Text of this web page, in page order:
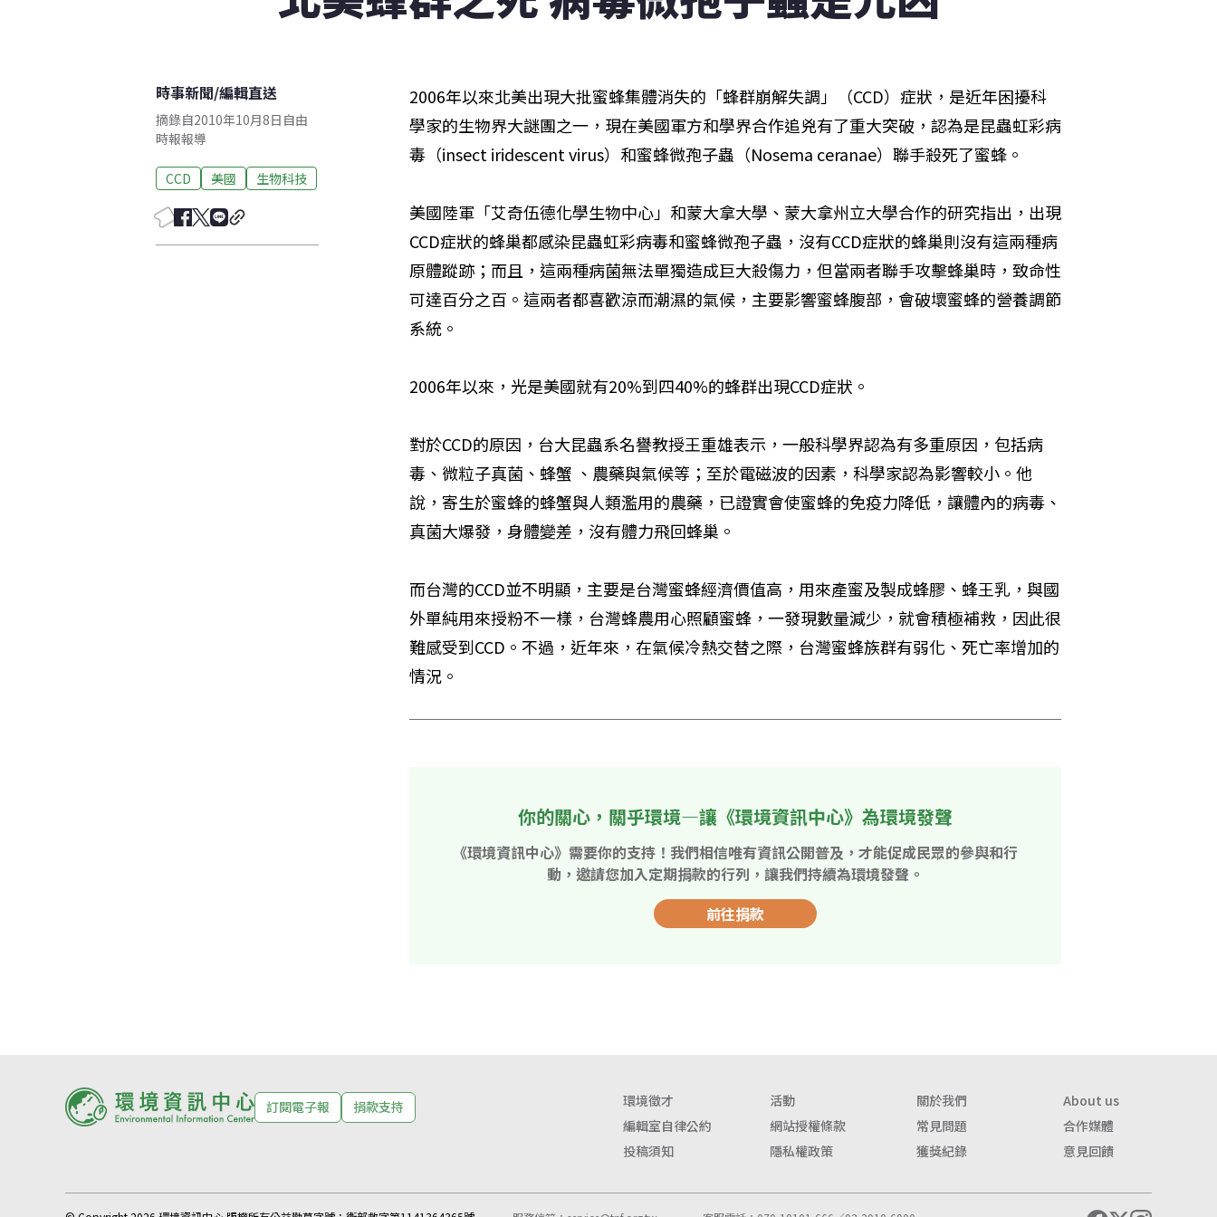
時事新聞/編輯直送
摘錄自2010年10月8日自由
時報報導
CCD 美國 生物科技
2006年以來北美出現大批蜜蜂集體消失的「蜂群崩解失調」（CCD）症狀，是近年困擾科
學家的生物界大謎團之一，現在美國軍方和學界合作追兇有了重大突破，認為是昆蟲虹彩病
毒（insect iridescent virus）和蜜蜂微孢子蟲（Nosema ceranae）聯手殺死了蜜蜂。
美國陸軍「艾奇伍德化學生物中心」和蒙大拿大學、蒙大拿州立大學合作的研究指出，出現
CCD症狀的蜂巢都感染昆蟲虹彩病毒和蜜蜂微孢子蟲，沒有CCD症狀的蜂巢則沒有這兩種病
原體蹤跡；而且，這兩種病菌無法單獨造成巨大殺傷力，但當兩者聯手攻擊蜂巢時，致命性
可達百分之百。這兩者都喜歡涼而潮濕的氣候，主要影響蜜蜂腹部，會破壞蜜蜂的營養調節
系統。
2006年以來，光是美國就有20%到四40%的蜂群出現CCD症狀。
對於CCD的原因，台大昆蟲系名譽教授王重雄表示，一般科學界認為有多重原因，包括病
毒、微粒子真菌、蜂蟹 、農藥與氣候等；至於電磁波的因素，科學家認為影響較小。他
說，寄生於蜜蜂的蜂蟹與人類濫用的農藥，已證實會使蜜蜂的免疫力降低，讓體內的病毒、
真菌大爆發，身體變差，沒有體力飛回蜂巢。
而台灣的CCD並不明顯，主要是台灣蜜蜂經濟價值高，用來產蜜及製成蜂膠、蜂王乳，與國
外單純用來授粉不一樣，台灣蜂農用心照顧蜜蜂，一發現數量減少，就會積極補救，因此很
難感受到CCD。不過，近年來，在氣候冷熱交替之際，台灣蜜蜂族群有弱化、死亡率增加的
情況。
你的關心，關乎環境—讓《環境資訊中心》為環境發聲
《環境資訊中心》需要你的支持！我們相信唯有資訊公開普及，才能促成民眾的參與和行
動，邀請您加入定期捐款的行列，讓我們持續為環境發聲。
前往捐款
訂閱電子報 捐款支持 環境徵才 活動 關於我們
About us
編輯室自律公約
網站授權條款 常見問題
合作媒體
投稿須知
隱私權政策 獲獎紀錄 意見回饋